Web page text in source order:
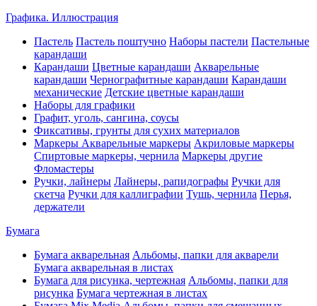
Графика. Иллюстрация
Пастель Пастель поштучно Наборы пастели Пастельные
карандаши
Карандаши Цветные карандаши Акварельные
карандаши Чернографитные карандаши Карандаши
механические Детские цветные карандаши
Наборы для графики
Графит, уголь, сангина, соусы
Фиксативы, грунты для сухих материалов
Маркеры Акварельные маркеры Акриловые маркеры
Спиртовые маркеры, чернила Маркеры другие
Фломастеры
Ручки, лайнеры Лайнеры, рапидографы Ручки для
скетча Ручки для каллиграфии Тушь, чернила Перья,
держатели
Бумага
Бумага акварельная Альбомы, папки для акварели
Бумага акварельная в листах
Бумага для рисунка, чертежная Альбомы, папки для
рисунка Бумага чертежная в листах